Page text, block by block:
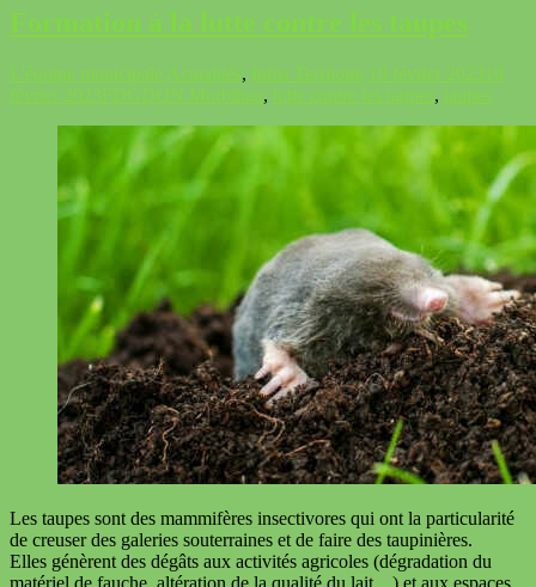
Formation à la lutte contre les taupes
L'équipe municipale Actualités, Infos Territoire 10 février 2023 10
février 2023FDGDON Morbihan, lutte contre les taupes, taupes
Les taupes sont des mammifères insectivores qui ont la particularité
de creuser des galeries souterraines et de faire des taupinières.
Elles génèrent des dégâts aux activités agricoles (dégradation du
matériel de fauche, altération de la qualité du lait…) et aux espaces